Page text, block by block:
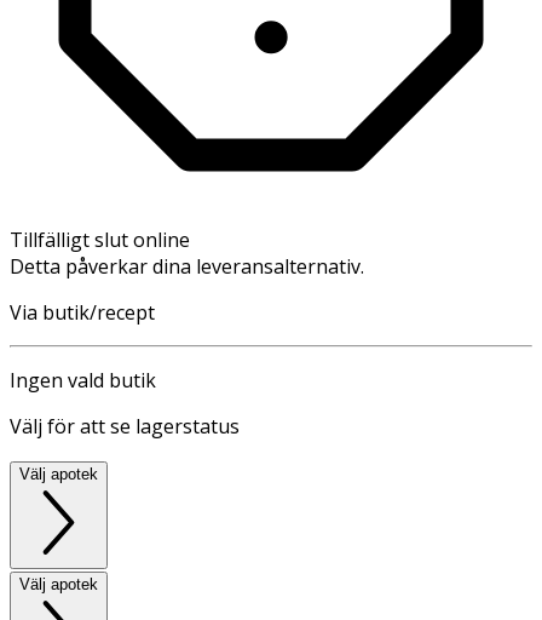
Tillfälligt slut online
Detta påverkar dina leveransalternativ.
Via butik/recept
Ingen vald butik
Välj för att se lagerstatus
Välj apotek
Välj apotek